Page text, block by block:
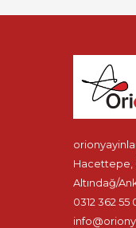
Hacettepe,
Altındağ/
0312 362 55